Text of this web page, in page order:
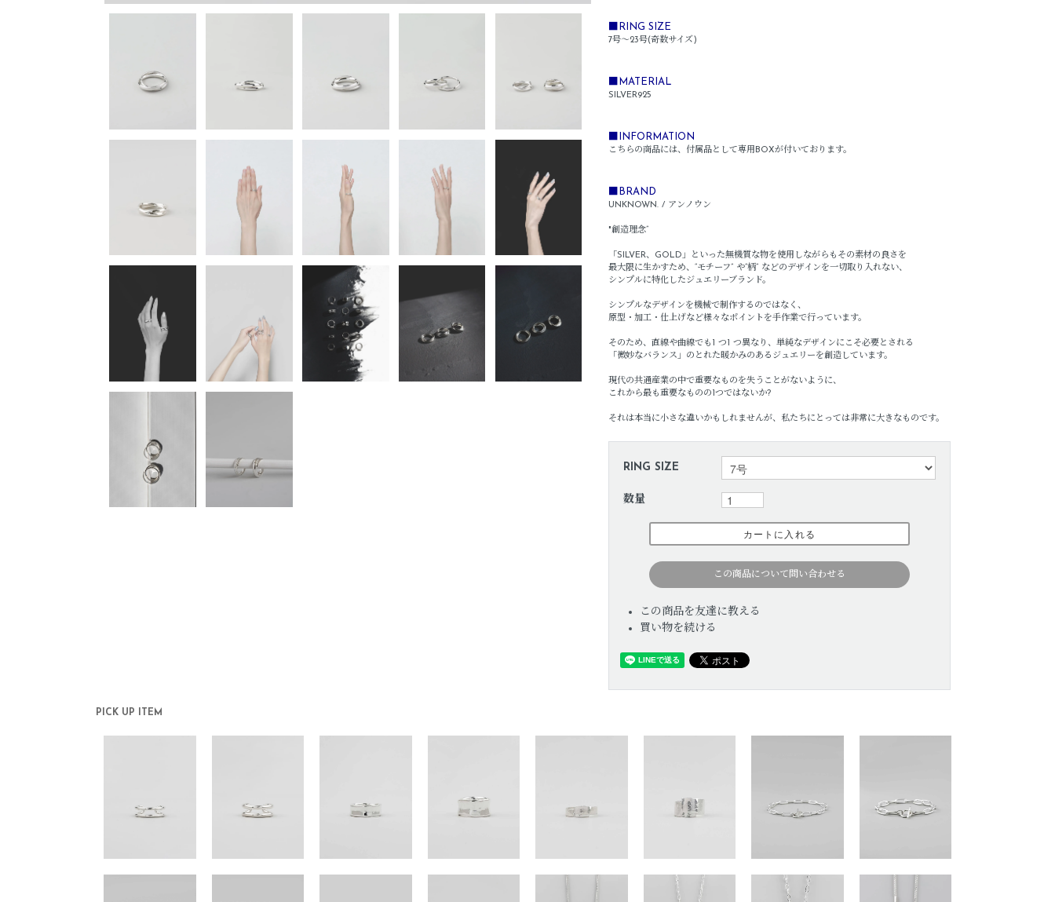
■RING SIZE
7号～23号(奇数サイズ)
■MATERIAL
SILVER925
■INFORMATION
こちらの商品には、付属品として専用BOXが付いております。
■BRAND
UNKNOWN. / アンノウン
"創造理念”
「SILVER、GOLD」といった無機質な物を使用しながらもその素材の良さを
最大限に生かすため、“モチーフ” や“柄” などのデザインを一切取り入れない、
シンプルに特化したジュエリーブランド。
シンプルなデザインを機械で制作するのではなく、
原型・加工・仕上げなど様々なポイントを手作業で行っています。
そのため、直線や曲線でも1 つ1 つ異なり、単純なデザインにこそ必要とされる
「微妙なバランス」のとれた暖かみのあるジュエリーを創造しています。
現代の共通産業の中で重要なものを失うことがないように、
これから最も重要なものの1つではないか?
それは本当に小さな違いかもしれませんが、私たちにとっては非常に大きなものです。
RING SIZE
数量
この商品について問い合わせる
この商品を友達に教える
買い物を続ける
PICK UP ITEM